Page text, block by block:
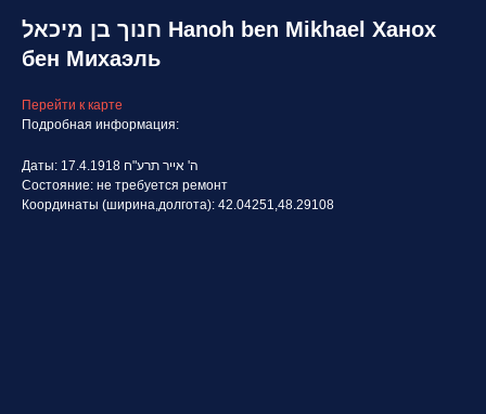
חנוך בן מיכאל Hanoh ben Mikhael Ханох
бен Михаэль
Перейти к карте
Подробная информация:
Даты: 17.4.1918 ה' אייר תרע"ח
Состояние: не требуется ремонт
Координаты (ширина,долгота): 42.04251,48.29108